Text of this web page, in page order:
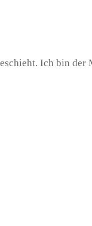
Ich bin der